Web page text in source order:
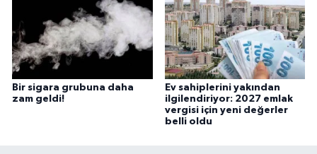
Bir sigara grubuna daha
zam geldi!
Ev sahiplerini yakından
ilgilendiriyor: 2027 emlak
vergisi için yeni değerler
belli oldu